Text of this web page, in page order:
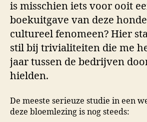
is misschien iets voor ooit
boekuitgave van deze
cultureel fenomeen? Hier
stil bij trivialiteiten die me
jaar tussen de bedrijven
hielden.
De meeste serieuze studie in een
deze bloemlezing is nog steeds: